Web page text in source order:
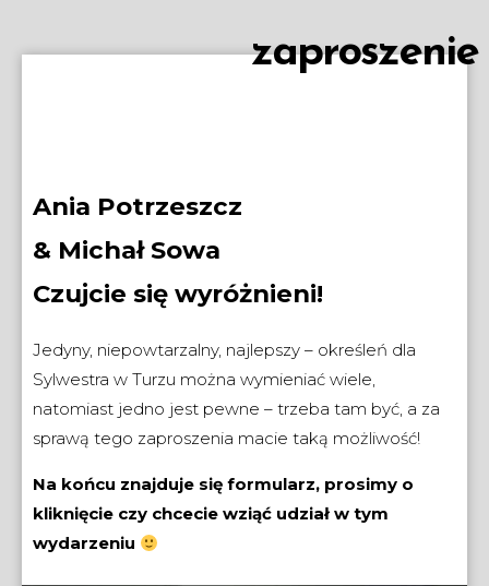
Ania Potrzeszcz
& Michał Sowa
Czujcie się wyróżnieni!
Jedyny, niepowtarzalny, najlepszy – określeń dla
Sylwestra w Turzu można wymieniać wiele,
natomiast jedno jest pewne – trzeba tam być, a za
sprawą tego zaproszenia macie taką możliwość!
Na końcu znajduje się formularz, prosimy o
kliknięcie czy chcecie wziąć udział w tym
wydarzeniu
zaproszenie